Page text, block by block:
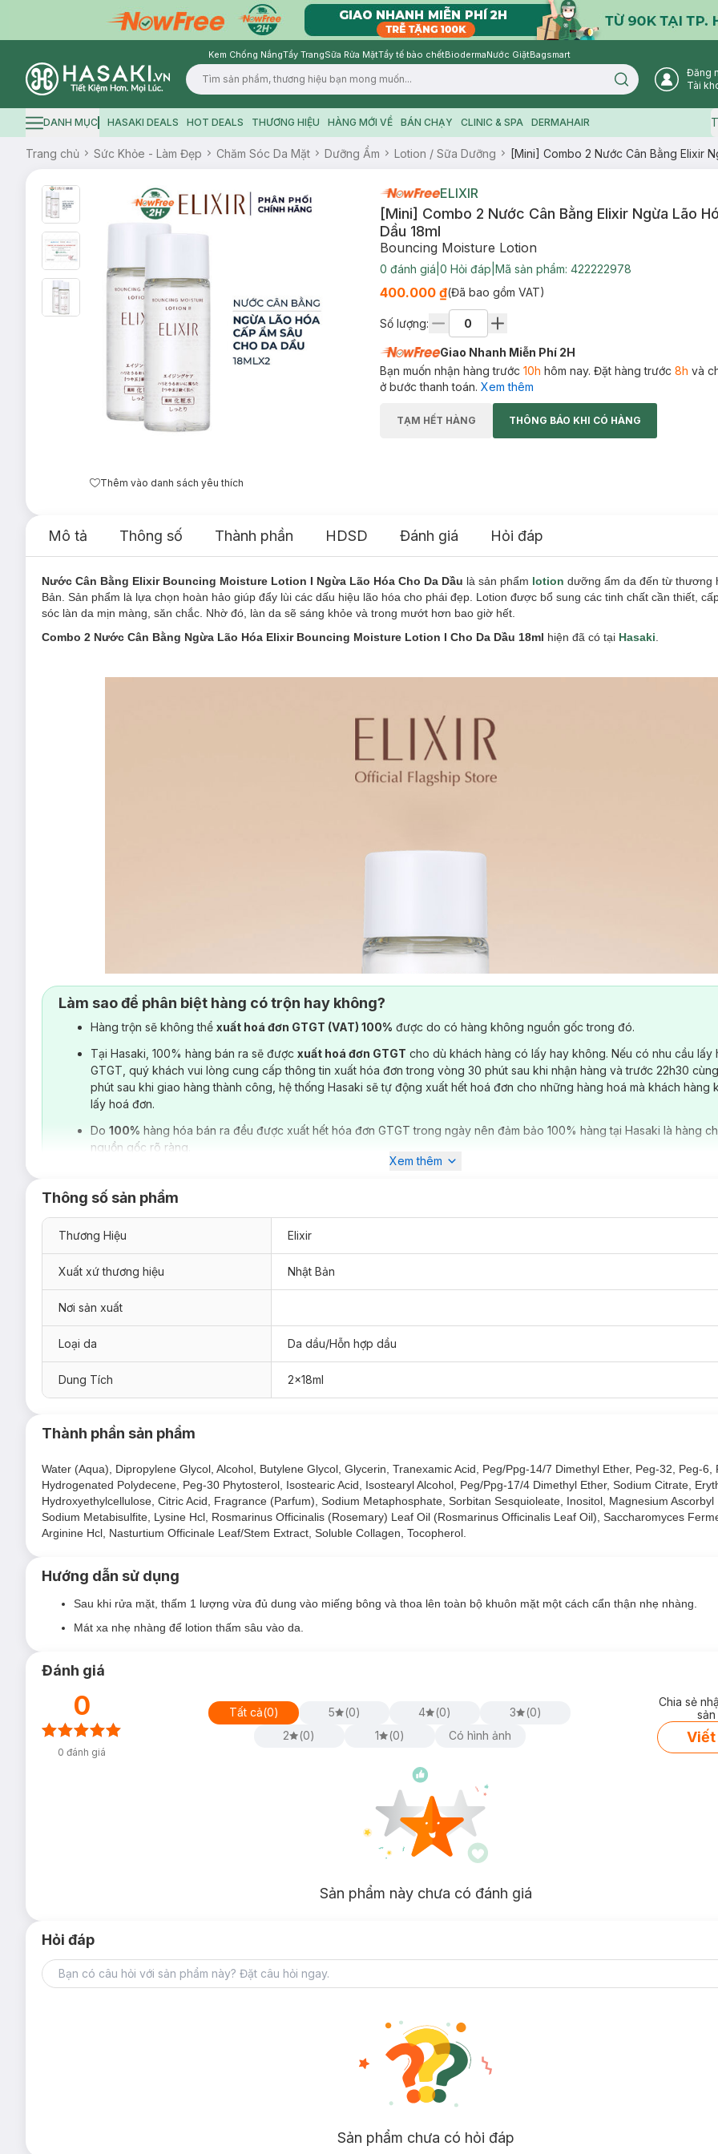
Kem Chống NắngTẩy TrangSữa Rửa MặtTẩy tế bào chếtBiodermaNước GiặtBagsmart
Logo
Search icon
Đăng
Tài
Hamburger icon
DANH MỤC HASAKI DEALS HOT DEALS THƯƠNG HIỆU HÀNG MỚI VỀ BÁN CHẠY CLINIC & SPA DERMAHAIR
Trang chủ Sức Khỏe - Làm Đẹp Chăm Sóc Da Mặt Dưỡng Ẩm Lotion / Sữa Dưỡng [Mini] Combo 2 Nước Cân Bằng Elixir
Thêm vào danh sách yêu thích
ELIXIR
[Mini] Combo 2 Nước Cân Bằng Elixir Ngừa Lão
Dầu 18ml
Bouncing Moisture Lotion
0 đánh giá 0 Hỏi đáp Mã sản phẩm: 422222978
400.000 ₫(Đã bao gồm VAT)
Số lượng:
Giao Nhanh Miễn Phí 2H
Bạn muốn nhận hàng trước 10h hôm nay. Đặt hàng trước 8h và
ở bước thanh toán. Xem thêm
TẠM HẾT HÀNG THÔNG BÁO KHI CÓ HÀNG
Mô tả Thông số Thành phần HDSD Đánh giá Hỏi đáp
Nước Cân Bằng Elixir Bouncing Moisture Lotion I Ngừa Lão Hóa Cho Da Dầu là sản phẩm lotion dưỡng ẩm da đến từ thương
Bản. Sản phẩm là lựa chọn hoàn hảo giúp đẩy lùi các dấu hiệu lão hóa cho phái đẹp. Lotion được bổ sung các tinh chất cần thiết,
sóc làn da mịn màng, săn chắc. Nhờ đó, làn da sẽ sáng khỏe và trong mướt hơn bao giờ hết.
Combo 2 Nước Cân Bằng Ngừa Lão Hóa Elixir Bouncing Moisture Lotion I Cho Da Dầu 18ml hiện đã có tại Hasaki
Loại da phù hợp:
Dành cho làn
Dưỡng da, ngăn ngừa các dấu hiệu lão hóa hiệu quả
Da trở nên sáng khỏe và trong mướt hơn.
Lotionvới khả năng tái tạo đàn hồi độ ẩm dựa trên khoa học collagen tiên tiến nhất gia tăng độ đàn hồi mang lại làn da rạng
NGỌC TRAI mỗi ngày.
Công nghệ "chuyển hóa Collagen" không chỉ sản sinh collagen mà còn điều chỉnh quá trình suy thoái và tái tạo collagen.
Kết cấu mỏng nhẹ thẩm thấu nhanh vào da.
Làm sao để phân biệt hàng có trộn hay không?
Hàng trộn sẽ không thể xuất hoá đơn GTGT (VAT) 100% được do có hàng không nguồn gốc trong đó.
Tại Hasaki, 100% hàng bán ra sẽ được xuất hoá đơn GTGT cho dù khách hàng có lấy hay không. Nếu có nhu cầu lấy
GTGT, quý khách vui lòng cung cấp thông tin xuất hóa đơn trong vòng 30 phút sau khi nhận hàng và trước 22h30
phút sau khi giao hàng thành công, hệ thống Hasaki sẽ tự động xuất hết hoá đơn cho những hàng hoá mà khách hàng
lấy hoá đơn.
Do 100% hàng hóa bán ra đều được xuất hết hóa đơn GTGT trong ngày nên đảm bảo 100% hàng tại Hasaki là hàng
nguồn gốc rõ ràng.
Xem thêm
Thông số sản phẩm
Thương Hiệu Elixir
Xuất xứ thương hiệu Nhật Bản
Nơi sản xuất
Loại da Da dầu/Hỗn hợp dầu
Dung Tích 2x18ml
Thành phần sản phẩm
Water (Aqua), Dipropylene Glycol, Alcohol, Butylene Glycol, Glycerin, Tranexamic Acid, Peg/Ppg-14/7 Dimethyl Ether, Peg-32, Peg-6,
Hydrogenated Polydecene, Peg-30 Phytosterol, Isostearic Acid, Isostearyl Alcohol, Peg/Ppg-17/4 Dimethyl Ether, Sodium Citrate,
Hydroxyethylcellulose, Citric Acid, Fragrance (Parfum), Sodium Metaphosphate, Sorbitan Sesquioleate, Inositol, Magnesium Ascorbyl
Sodium Metabisulfite, Lysine Hcl, Rosmarinus Officinalis (Rosemary) Leaf Oil (Rosmarinus Officinalis Leaf Oil), Saccharomyces
Arginine Hcl, Nasturtium Officinale Leaf/Stem Extract, Soluble Collagen, Tocopherol.
Hướng dẫn sử dụng
Sau khi rửa mặt, thấm 1 lượng vừa đủ dung vào miếng bông và thoa lên toàn bộ khuôn mặt một cách cẩn thận nhẹ nhàng.
Mát xa nhẹ nhàng để lotion thấm sâu vào da.
Đánh giá
0
0 đánh giá
Tất cả(0) 5 (0) 4 (0) 3 (0)
2
(0) 1 (0) Có hình ảnh
Chia sẻ
Viết
Sản phẩm này chưa có đánh giá
Hỏi đáp
Sản phẩm chưa có hỏi đáp